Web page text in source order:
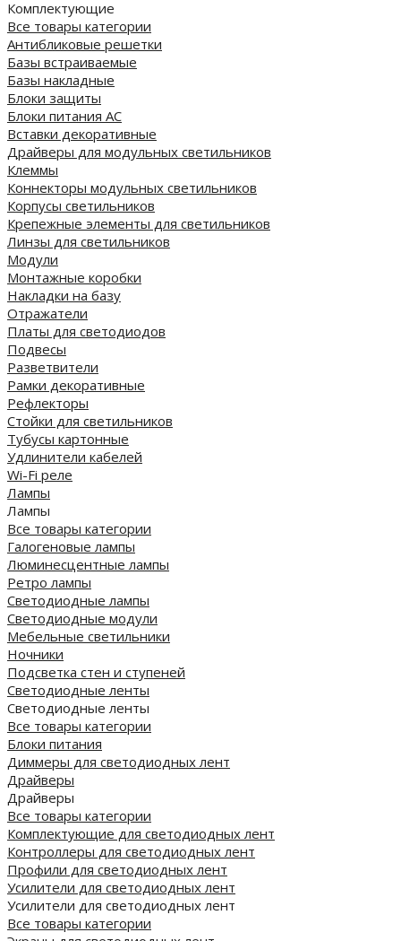
Комплектующие
Все товары категории
Антибликовые решетки
Базы встраиваемые
Базы накладные
Блоки защиты
Блоки питания AC
Вставки декоративные
Драйверы для модульных светильников
Клеммы
Коннекторы модульных светильников
Корпусы светильников
Крепежные элементы для светильников
Линзы для светильников
Модули
Монтажные коробки
Накладки на базу
Отражатели
Платы для светодиодов
Подвесы
Разветвители
Рамки декоративные
Рефлекторы
Стойки для светильников
Тубусы картонные
Удлинители кабелей
Wi-Fi реле
Лампы
Лампы
Все товары категории
Галогеновые лампы
Люминесцентные лампы
Ретро лампы
Светодиодные лампы
Светодиодные модули
Мебельные светильники
Ночники
Подсветка стен и ступеней
Светодиодные ленты
Светодиодные ленты
Все товары категории
Блоки питания
Диммеры для светодиодных лент
Драйверы
Драйверы
Все товары категории
Комплектующие для светодиодных лент
Контроллеры для светодиодных лент
Профили для светодиодных лент
Усилители для светодиодных лент
Усилители для светодиодных лент
Все товары категории